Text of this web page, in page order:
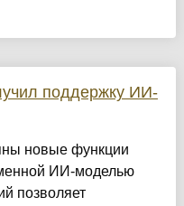
поддержку ИИ-
новые функции
ИИ-моделью
позволяет